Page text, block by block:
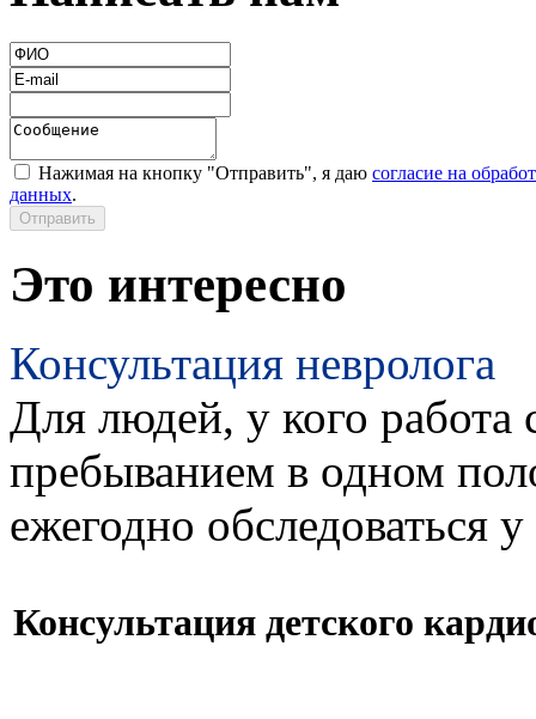
Нажимая на кнопку "Отправить", я даю согласие на
данных.
Это интересно
Консультация невролога
Для людей, у кого работа
пребыванием в одном
ежегодно обследоваться
Консультация детского